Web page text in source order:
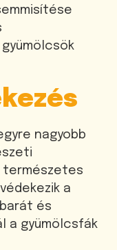
nagyobb
természetes
a
és
a gyümölcsfák